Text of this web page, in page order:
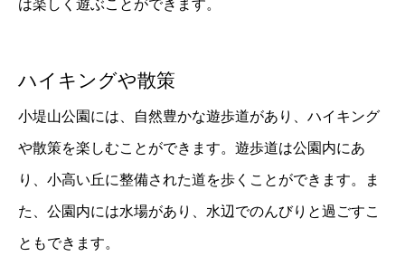
は楽しく遊ぶことができます。
ハイキングや散策
小堤山公園には、自然豊かな遊歩道があり、ハイキング
や散策を楽しむことができます。遊歩道は公園内にあ
り、小高い丘に整備された道を歩くことができます。ま
た、公園内には水場があり、水辺でのんびりと過ごすこ
ともできます。